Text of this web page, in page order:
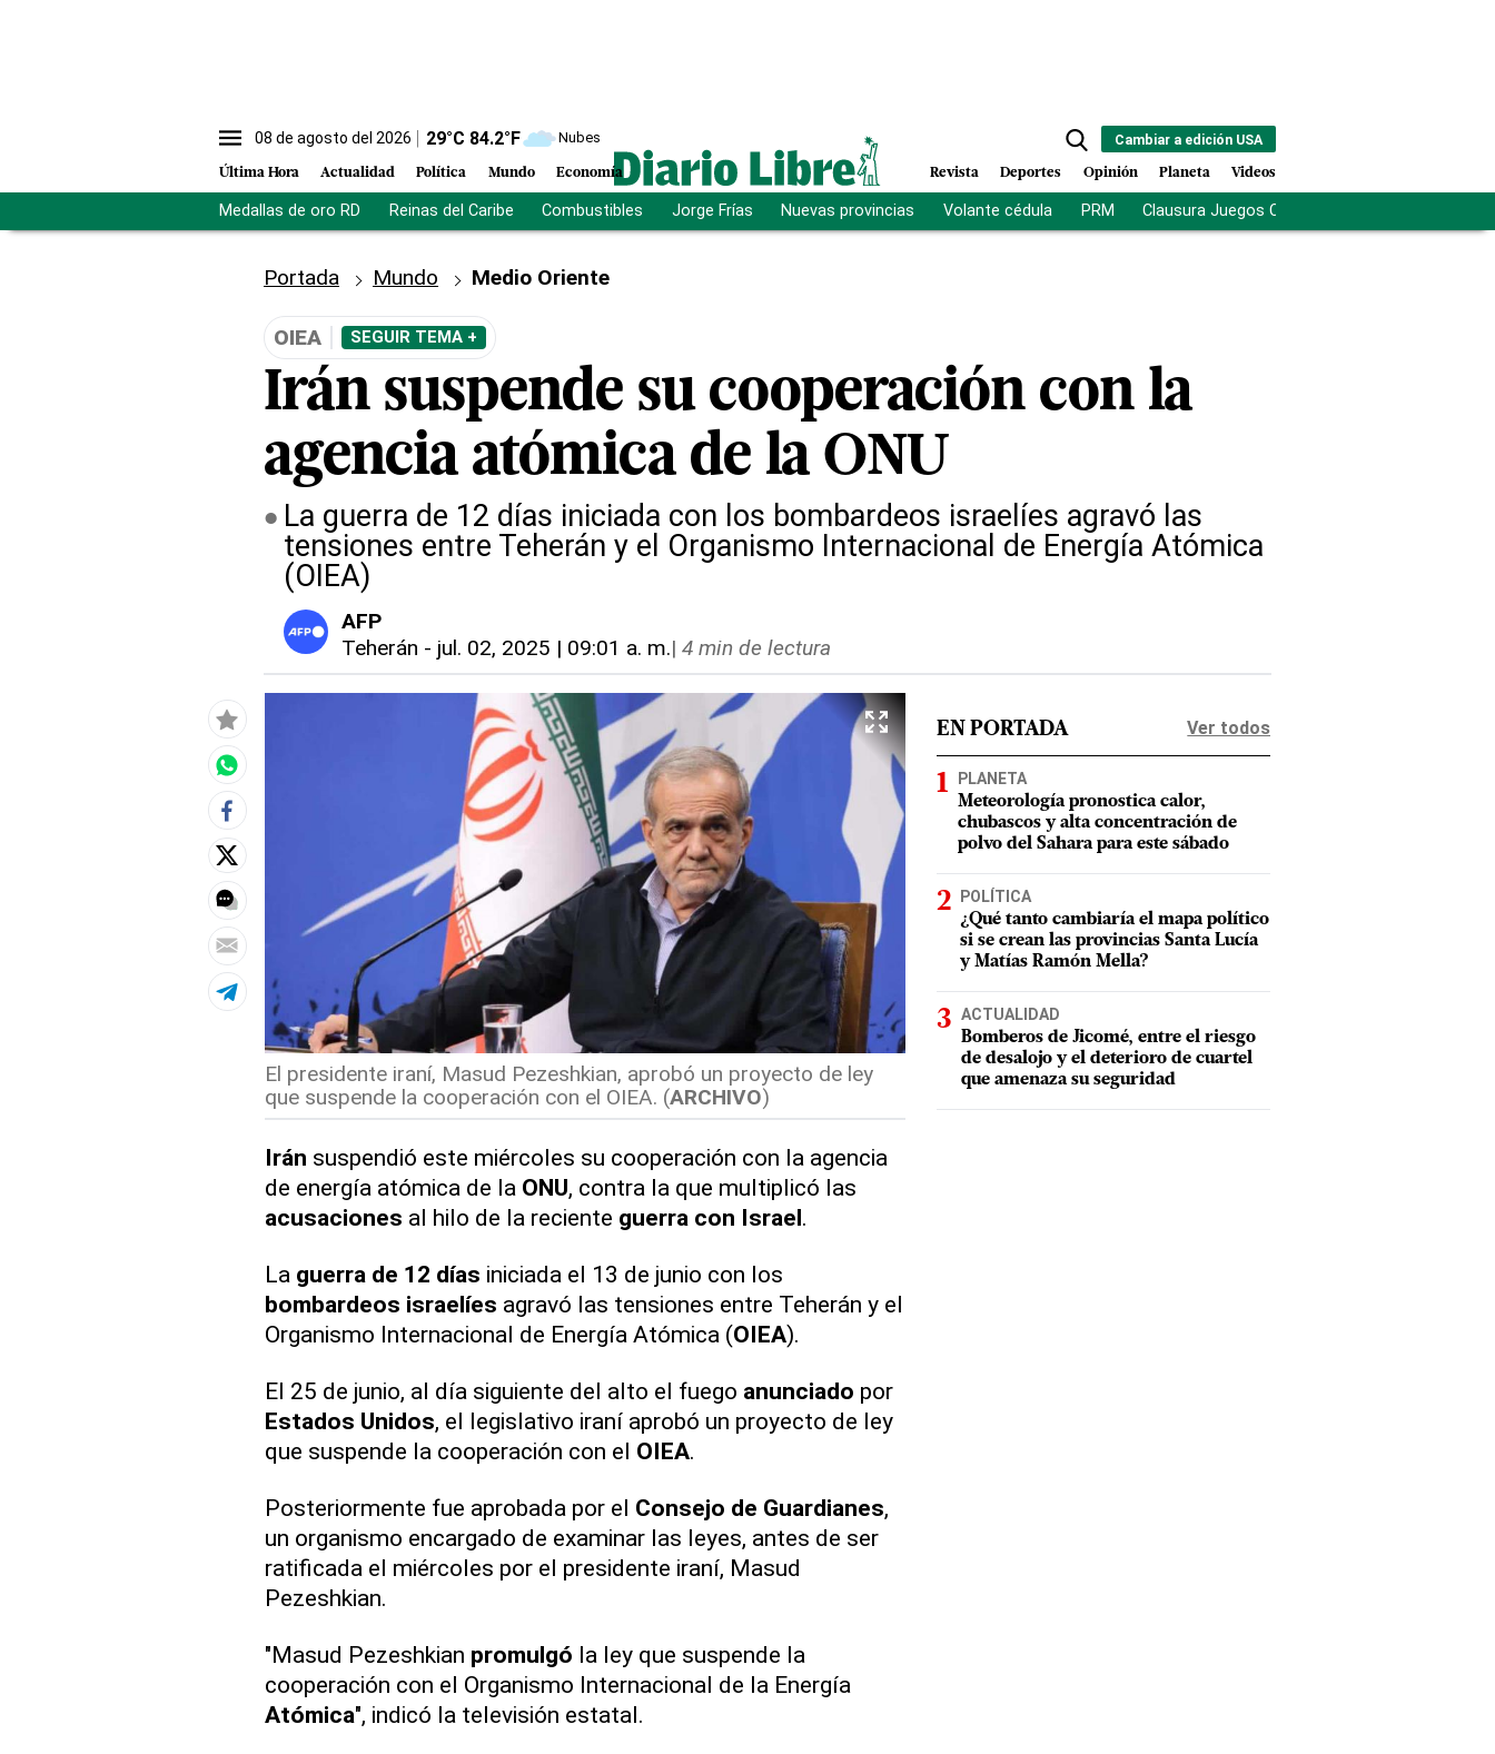
08 de agosto del 2026 29°C 84.2°F Nubes
Última Hora Actualidad Política Mundo Economía
Cambiar a edición USA
Revista Deportes Opinión Planeta Videos
Medallas de oro RD Reinas del Caribe Combustibles Jorge Frías Nuevas provincias Volante cédula PRM Clausura Juegos Centroamericanos
Portada Mundo Medio Oriente
OIEA SEGUIR TEMA +
Irán suspende su cooperación con la
agencia atómica de la ONU
La guerra de 12 días iniciada con los bombardeos israelíes agravó las
tensiones entre Teherán y el Organismo Internacional de Energía Atómica
(OIEA)
AFP
Teherán - jul. 02, 2025 | 09:01 a. m.| 4 min de lectura
El presidente iraní, Masud Pezeshkian, aprobó un proyecto de ley
que suspende la cooperación con el OIEA. (ARCHIVO)
Irán suspendió este miércoles su cooperación con la agencia
de energía atómica de la ONU, contra la que multiplicó las
acusaciones al hilo de la reciente guerra con Israel.
La guerra de 12 días iniciada el 13 de junio con los
bombardeos israelíes agravó las tensiones entre Teherán y el
Organismo Internacional de Energía Atómica (OIEA).
El 25 de junio, al día siguiente del alto el fuego anunciado por
Estados Unidos, el legislativo iraní aprobó un proyecto de ley
que suspende la cooperación con el OIEA.
Posteriormente fue aprobada por el Consejo de Guardianes,
un organismo encargado de examinar las leyes, antes de ser
ratificada el miércoles por el presidente iraní, Masud
Pezeshkian.
"Masud Pezeshkian promulgó la ley que suspende la
cooperación con el Organismo Internacional de la Energía
Atómica", indicó la televisión estatal.
EN PORTADA Ver todos
PLANETA
Meteorología pronostica calor,
chubascos y alta concentración de
polvo del Sahara para este sábado
POLÍTICA
¿Qué tanto cambiaría el mapa político
si se crean las provincias Santa Lucía
y Matías Ramón Mella?
ACTUALIDAD
Bomberos de Jicomé, entre el riesgo
de desalojo y el deterioro de cuartel
que amenaza su seguridad